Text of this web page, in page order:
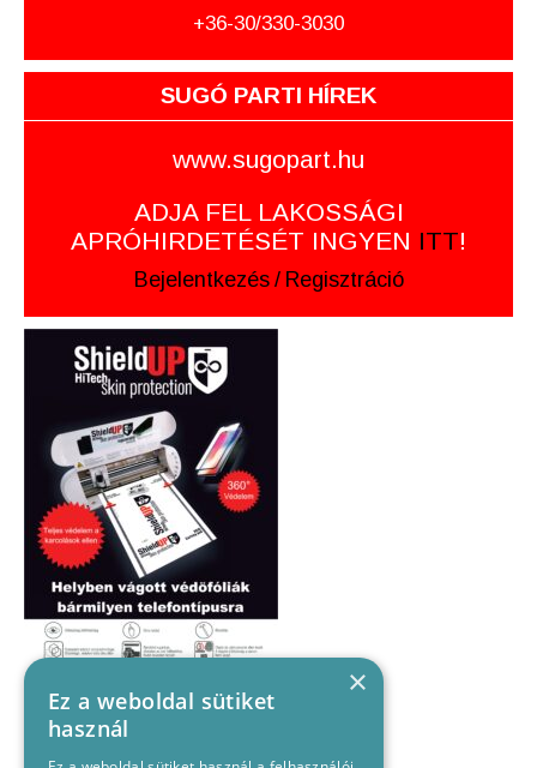
+36-30/330-3030
SUGÓ PARTI HÍREK
www.sugopart.hu
ADJA FEL LAKOSSÁGI
APRÓHIRDETÉSÉT INGYEN ITT!
Bejelentkezés / Regisztráció
×
Ez a weboldal sütiket
használ